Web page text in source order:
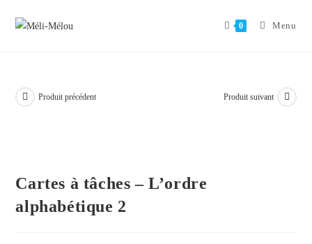
0 Menu
Produit précédent Produit suivant
Cartes à tâches – L’ordre
alphabétique 2